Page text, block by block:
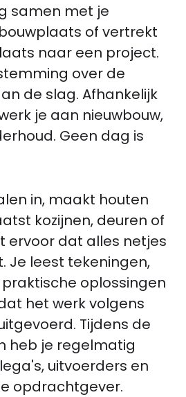
samen met je
of vertrekt
naar een project.
over de
de slag. Afhankelijk
je aan nieuwbouw,
Geen dag is
in, maakt houten
kozijnen, deuren of
ervoor dat alles netjes
Je leest tekeningen,
oplossingen
het werk volgens
Tijdens de
heb je regelmatig
uitvoerders en
opdrachtgever.